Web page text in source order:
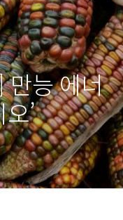
만능 에너
’